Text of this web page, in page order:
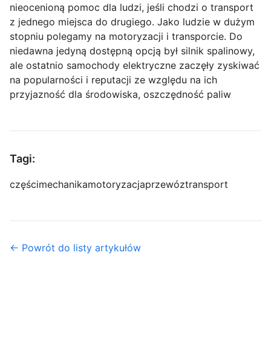
nieocenioną pomoc dla ludzi, jeśli chodzi o transport
z jednego miejsca do drugiego. Jako ludzie w dużym
stopniu polegamy na motoryzacji i transporcie. Do
niedawna jedyną dostępną opcją był silnik spalinowy,
ale ostatnio samochody elektryczne zaczęły zyskiwać
na popularności i reputacji ze względu na ich
przyjazność dla środowiska, oszczędność paliw
Tagi:
częścimechanikamotoryzacjaprzewóztransport
← Powrót do listy artykułów